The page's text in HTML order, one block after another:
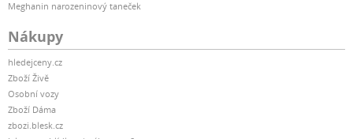
Meghanin narozeninový taneček
Nákupy
hledejceny.cz
Zboží Živě
Osobní vozy
Zboží Dáma
zbozi.blesk.cz